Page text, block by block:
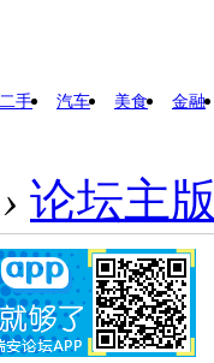
二手 汽车 美食 金融
› 论坛主